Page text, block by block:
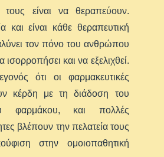
είναι να θεραπεύουν.
και είναι κάθε θεραπευτική
τον πόνο του ανθρώπου
ισορροπήσει και να εξελιχθεί.
ότι οι φαρμακευτικές
κέρδη με τη διάδοση του
φαρμάκου, και πολλές
βλέπουν την πελατεία τους
στην ομοιοπαθητική